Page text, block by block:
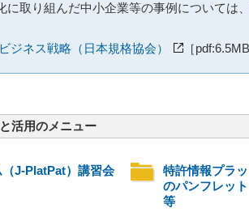
に取り組んだ中小企業等の事例については
ジネス戦略（日本規格協会）
［pdf:6.5MB
活用のメニュー
J-PlatPat）講習会
特許情報プラ
のパンフレッ
等